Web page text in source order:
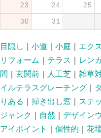
23 24 25
30 31
目隠し 小道 小庭 エク
リフォーム
テラス レン
間
玄関前 人工芝 雑草
イルテラスグレーチング
りある
掃き出し窓 ステ
ジャンク
自然 デザイン
アイポイント
個性的 花